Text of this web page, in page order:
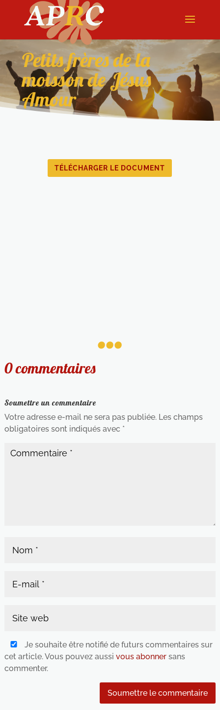
Petits frères de la
moisson de Jésus
Amour
TÉLÉCHARGER LE DOCUMENT
...
0 commentaires
Soumettre un commentaire
Votre adresse e-mail ne sera pas publiée. Les champs
obligatoires sont indiqués avec *
Je souhaite être notifié de futurs commentaires sur
cet article. Vous pouvez aussi vous abonnersans
commenter.
Soumettre le commentaire